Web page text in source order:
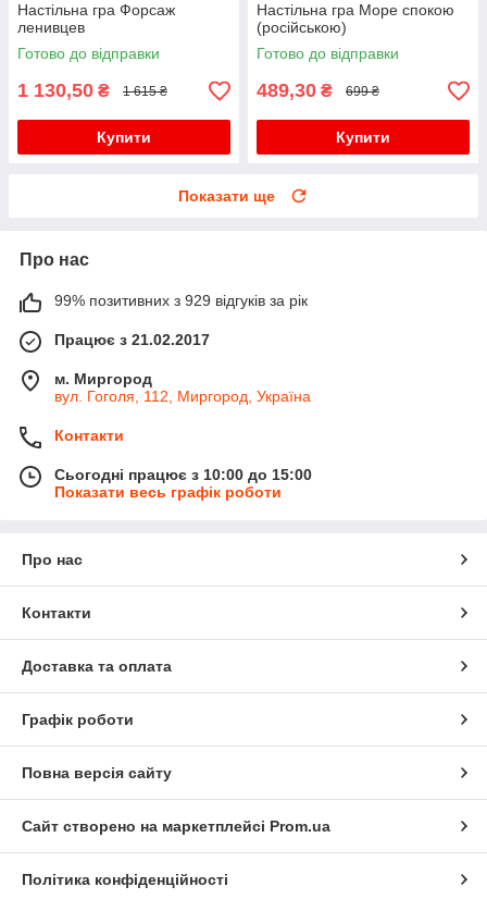
Настільна гра Форсаж
ленивцев
Готово до відправки
1 130,50 ₴ 1 615 ₴
Купити
Настільна гра Море спокою
(російською)
Готово до відправки
489,30 ₴ 699 ₴
Купити
Показати ще
Про нас
99% позитивних з 929 відгуків за рік
Працює з 21.02.2017
м. Миргород
вул. Гоголя, 112, Миргород, Україна
Контакти
Сьогодні працює з 10:00 до 15:00
Показати весь графік роботи
Про нас
Контакти
Доставка та оплата
Графік роботи
Повна версія сайту
Сайт створено на маркетплейсі Prom.ua
Політика конфіденційності